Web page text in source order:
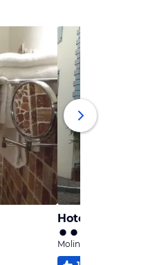
Hotel Italia
Molina di Fiemme,